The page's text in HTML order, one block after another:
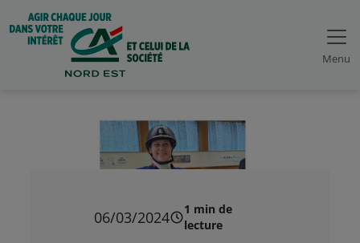
Menu
06/03/2024
1 min de
lecture